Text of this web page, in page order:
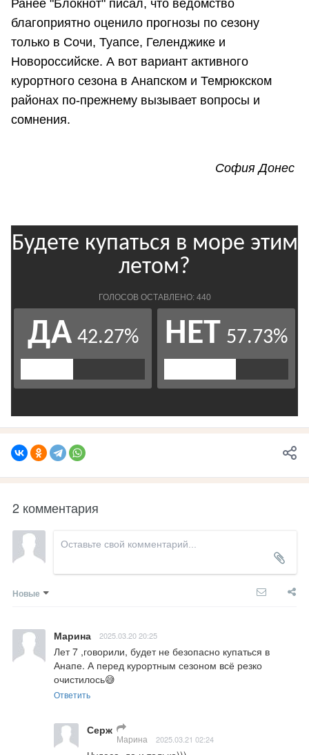
Ранее "Блокнот" писал, что ведомство
благоприятно оценило прогнозы по сезону
только в Сочи, Туапсе, Геленджике и
Новороссийске. А вот вариант активного
курортного сезона в Анапском и Темрюкском
районах по-прежнему вызывает вопросы и
сомнения.
София Донес
2 комментария
Новые
Марина 2025.03.20 20:25
Лет 7 ,говорили, будет не безопасно купаться в
Анапе. А перед курортным сезоном всё резко
очистилось😅
Ответить
Серж
Марина 2025.03.21 02:24